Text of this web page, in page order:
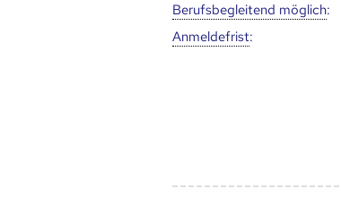
Berufs­begleitend möglich:
Anmelde­frist: